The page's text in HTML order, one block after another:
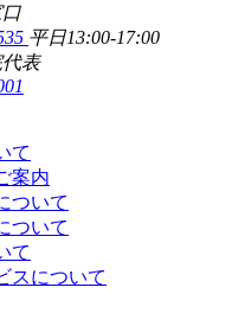
平日13:00-17:00
表
て
案内
ついて
ついて
て
スについて